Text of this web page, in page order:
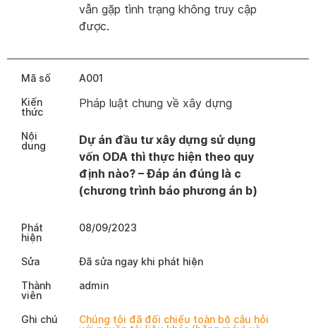
vẫn gặp tình trạng không truy cập
được.
Mã số
A001
Kiến
thức
Pháp luật chung về xây dựng
Nội
dung
Dự án đầu tư xây dựng sử dụng
vốn ODA thì thực hiện theo quy
định nào?– Đáp án đúng là c
(chương trình báo phương án b)
Phát
hiện
08/09/2023
Sửa
Đã sửa ngay khi phát hiện
Thành
viên
admin
Ghi chú
Chúng tôi đã đối chiếu toàn bộ câu hỏi